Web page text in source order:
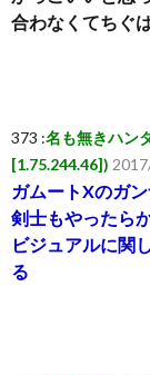
合わなくてちぐ
373 :名も無きハン
[1.75.244.46])
ガムートXのガ
剣士もやったら
ビジュアルに関
る